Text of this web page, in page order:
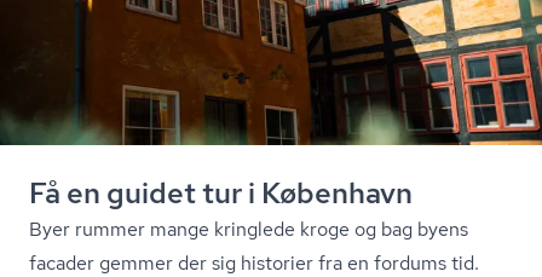
Få en guidet tur i København
Byer rummer mange kringlede kroge og bag byens
facader gemmer der sig historier fra en fordums tid.